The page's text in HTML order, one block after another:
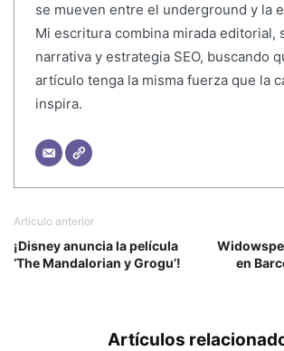
se mueven entre el underground y la
Mi escritura combina mirada editorial,
narrativa y estrategia SEO, buscando
artículo tenga la misma fuerza que la
inspira.
Artículo anterior
¡Disney anuncia la película
‘The Mandalorian y Grogu’!
en
Artículos